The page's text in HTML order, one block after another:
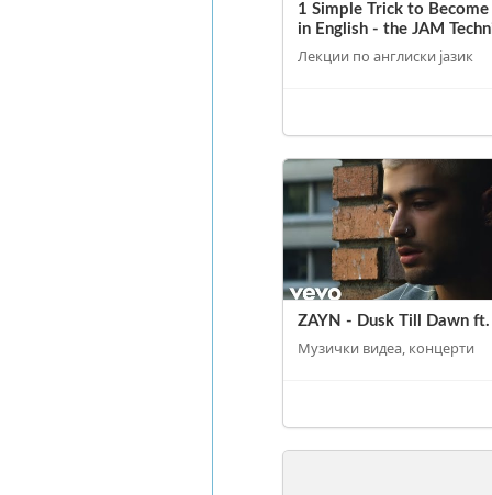
1 Simple Trick to Become
in English - the JAM
Лекции по англиски јазик
ZAYN - Dusk Till Dawn ft.
Музички видеа, концерти